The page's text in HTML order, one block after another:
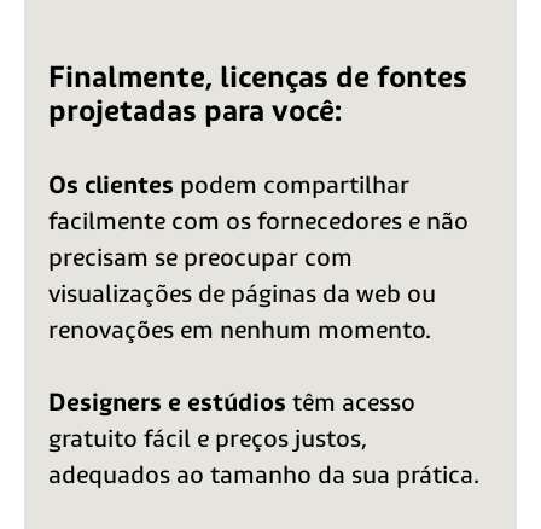
Finalmente, licenças de fontes
projetadas para você:
Os clientes podem compartilhar
facilmente com os fornecedores e não
precisam se preocupar com
visualizações de páginas da web ou
renovações em nenhum momento.
Designers e estúdios têm acesso
gratuito fácil e preços justos,
adequados ao tamanho da sua prática.